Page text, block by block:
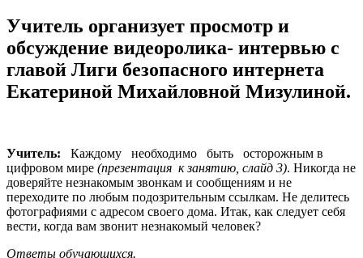
Учитель организует просмотр и
обсуждение видеоролика- интервью с
главой Лиги безопасного интернета
Екатериной Михайловной Мизулиной.
Учитель: Каждому необходимо быть осторожным в
цифровом мире (презентация к занятию, слайд 3). Никогда не
доверяйте незнакомым звонкам и сообщениям и не
переходите по любым подозрительным ссылкам. Не делитесь
фотографиями с адресом своего дома. Итак, как следует себя
вести, когда вам звонит незнакомый человек?
Ответы обучающихся.